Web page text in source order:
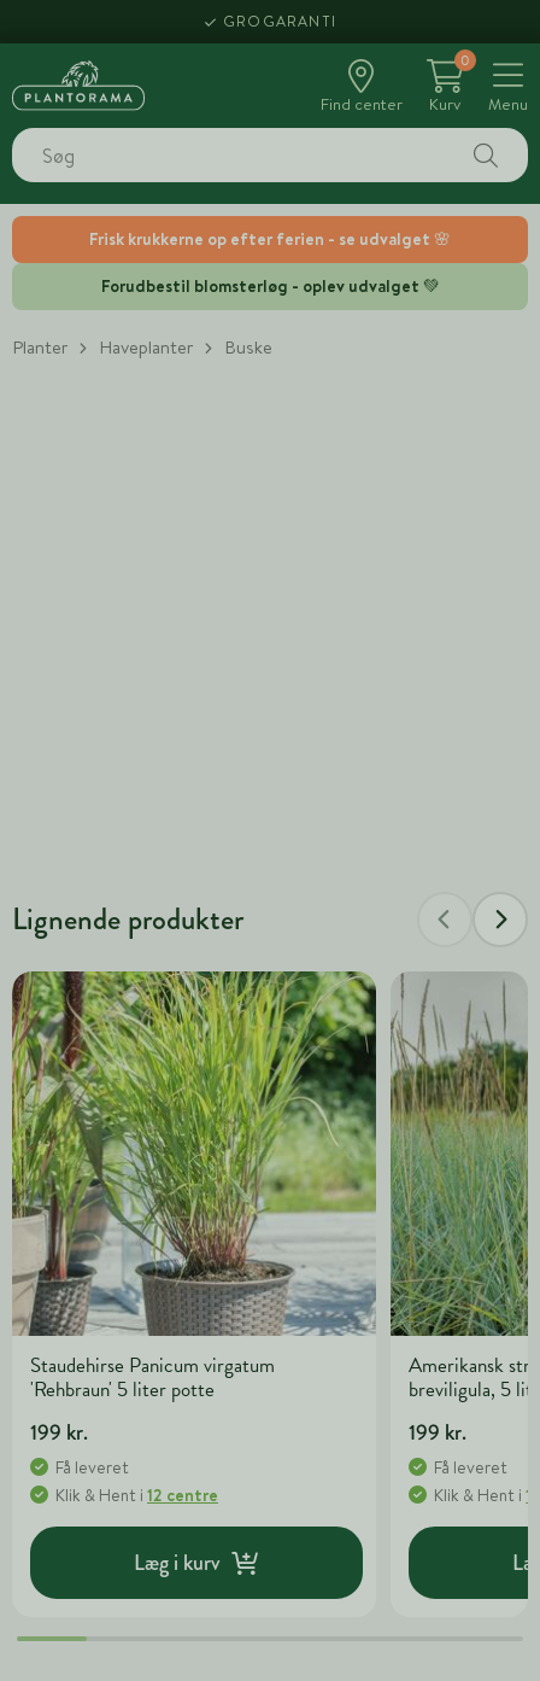
Frisk krukkerne op efter ferien - se udvalget 🌸
Forudbestil blomsterløg - oplev udvalget 💚
GROGARANTI
Find center
0
Kurv
Menu
Planter Haveplanter Buske
Lignende produkter
Staudehirse Panicum virgatum
'Rehbraun' 5 liter potte
199 kr.
Få leveret
Klik & Hent i 12 centre
Læg i kurv
Amerikansk
breviligula, 5
199 kr.
Få leveret
Klik & Hent i